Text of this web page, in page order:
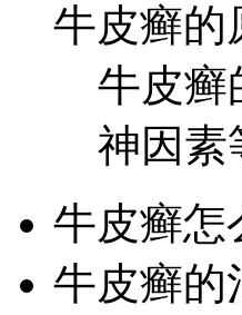
牛皮癣的
牛皮癣
神因素
牛皮癣怎
牛皮癣的